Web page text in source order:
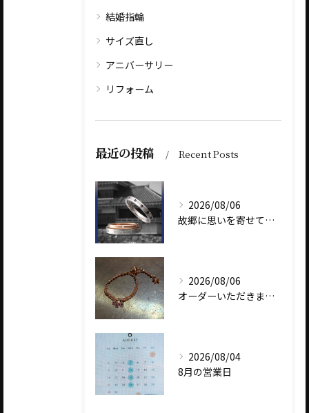
結婚指輪
サイズ直し
アニバーサリー
リフォーム
最近の投稿 Recent Posts
2026/08/06
故郷に思いを寄せて～オリジナルブランド【Shinano(しな...
2026/08/06
オーダーいただきました、AbHeri 『dew 露』の新作で...
2026/08/04
8月の営業日